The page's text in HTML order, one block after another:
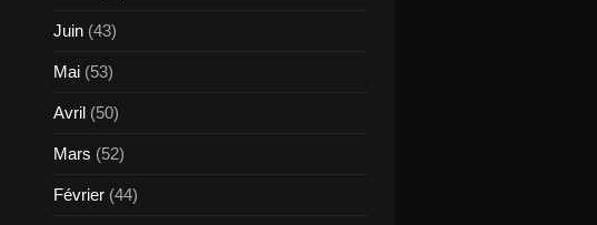
Juin (43)
Mai (53)
Avril (50)
Mars (52)
Février (44)